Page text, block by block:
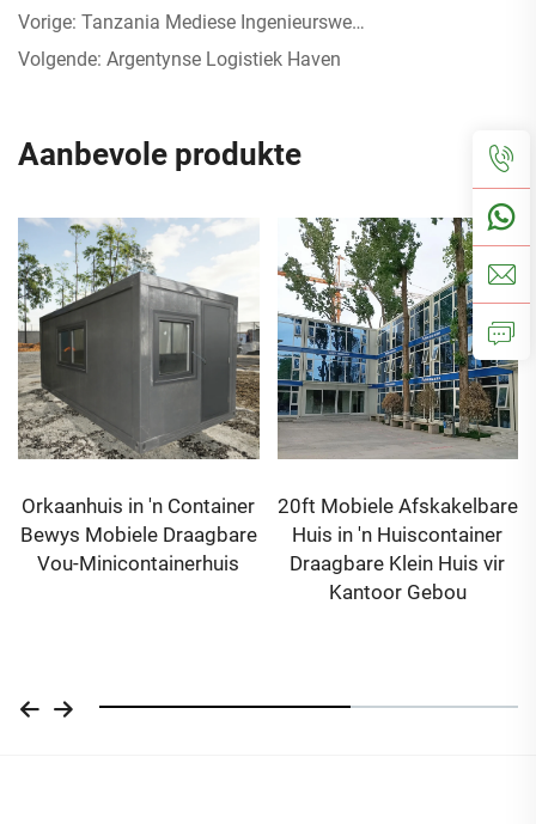
Vorige: Tanzania Mediese Ingenieurswese Projek
Volgende: Argentynse Logistiek Haven
Aanbevole produkte
Orkaanhuis in 'n Container
Bewys Mobiele Draagbare
Vou-Minicontainerhuis
20ft Mobiele Afskakelbare
Huis in 'n Huiscontainer
Draagbare Klein Huis vir
Kantoor Gebou